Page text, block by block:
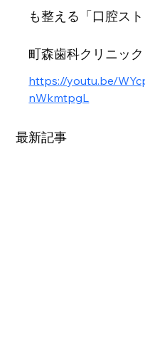
も整える「口腔ス
町森歯科クリニック
https://youtu.be/
nWkmtpgL
最新記事